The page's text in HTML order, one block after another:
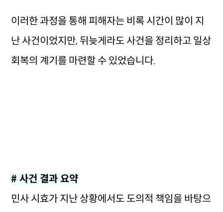
이러한 과정을 통해 피해자는 비록 시간이 많이 지
난 사건이었지만, 뒤늦게라도 사건을 정리하고 일상
회복의 계기를 마련할 수 있었습니다.
# 사건 결과 요약
민사 시효가 지난 상황에서도 도의적 책임을 바탕으